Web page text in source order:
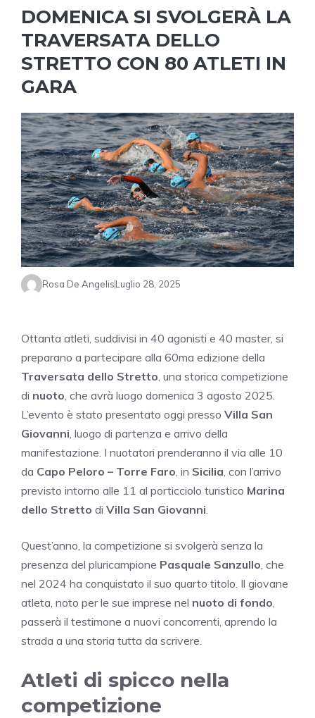
DOMENICA SI SVOLGERÀ LA
TRAVERSATA DELLO
STRETTO CON 80 ATLETI IN
GARA
Rosa De AngelisLuglio 28, 2025
Ottanta atleti, suddivisi in 40 agonisti e 40 master, si
preparano a partecipare alla 60ma edizione della
Traversata dello Stretto , una storica competizione
di nuoto , che avrà luogo domenica 3 agosto 2025.
L’evento è stato presentato oggi presso Villa San
Giovanni , luogo di partenza e arrivo della
manifestazione. I nuotatori prenderanno il via alle 10
da Capo Peloro – Torre Faro , in Sicilia , con l’arrivo
previsto intorno alle 11 al porticciolo turistico Marina
dello Stretto di Villa San Giovanni
Quest’anno, la competizione si svolgerà senza la
presenza del pluricampione Pasquale Sanzullo , che
nel 2024 ha conquistato il suo quarto titolo. Il giovane
atleta, noto per le sue imprese nel nuoto di fondo
passerà il testimone a nuovi concorrenti, aprendo la
strada a una storia tutta da scrivere.
Atleti di spicco nella
competizione